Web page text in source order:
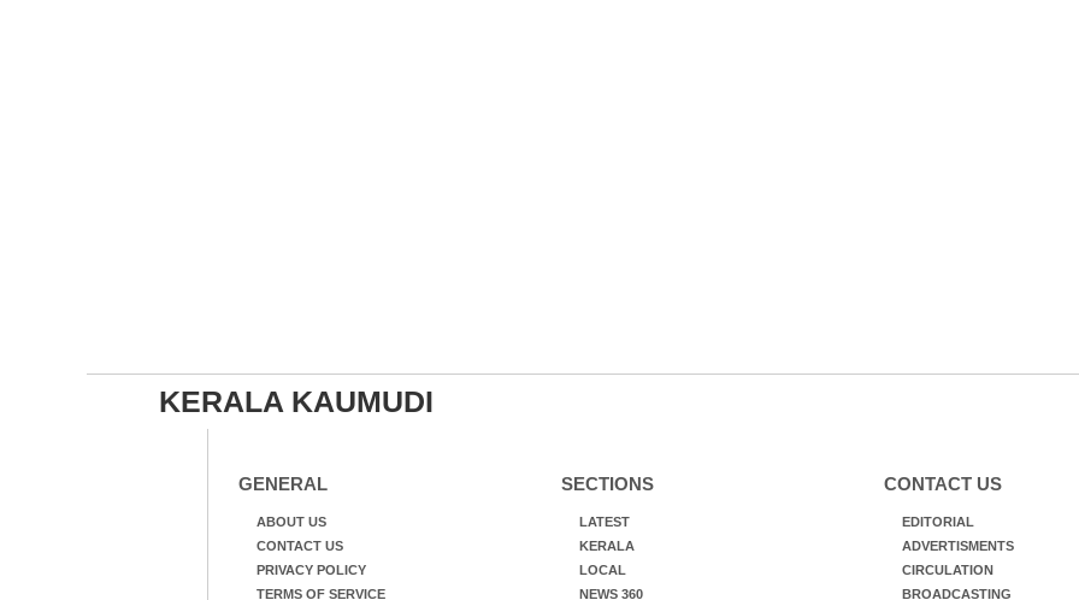
KERALA KAUMUDI
GENERAL
ABOUT US
CONTACT US
PRIVACY POLICY
TERMS OF SERVICE
SECTIONS
LATEST
KERALA
LOCAL
NEWS 360
CONTACT US
EDITORIAL
ADVERTISMENTS
CIRCULATION
BROADCASTING